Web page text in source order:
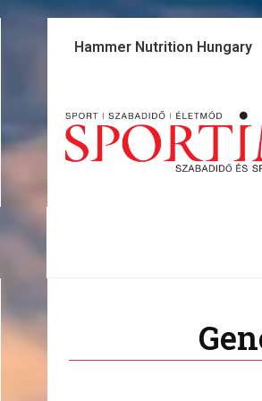
Skip
Hammer Nutrition Hungary